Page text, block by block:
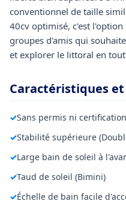
conventionnel de taille
40cv optimisé, c'est
groupes d'amis qui
et explorer le littoral en
Caractéristiques
✓Sans permis ni
✓Stabilité supérieure
✓Large bain de soleil à
✓Taud de soleil (Bimini)
✓Échelle de bain facile